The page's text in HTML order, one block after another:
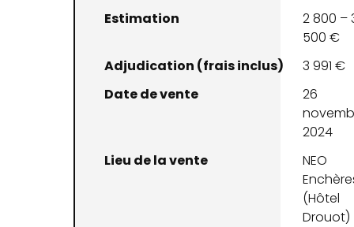
Estimation
2 800 –
500 €
Adjudication (frais inclus)
3 991 €
Date de vente
26
2024
Lieu de la vente
NEO
(Hôtel
Drouot)